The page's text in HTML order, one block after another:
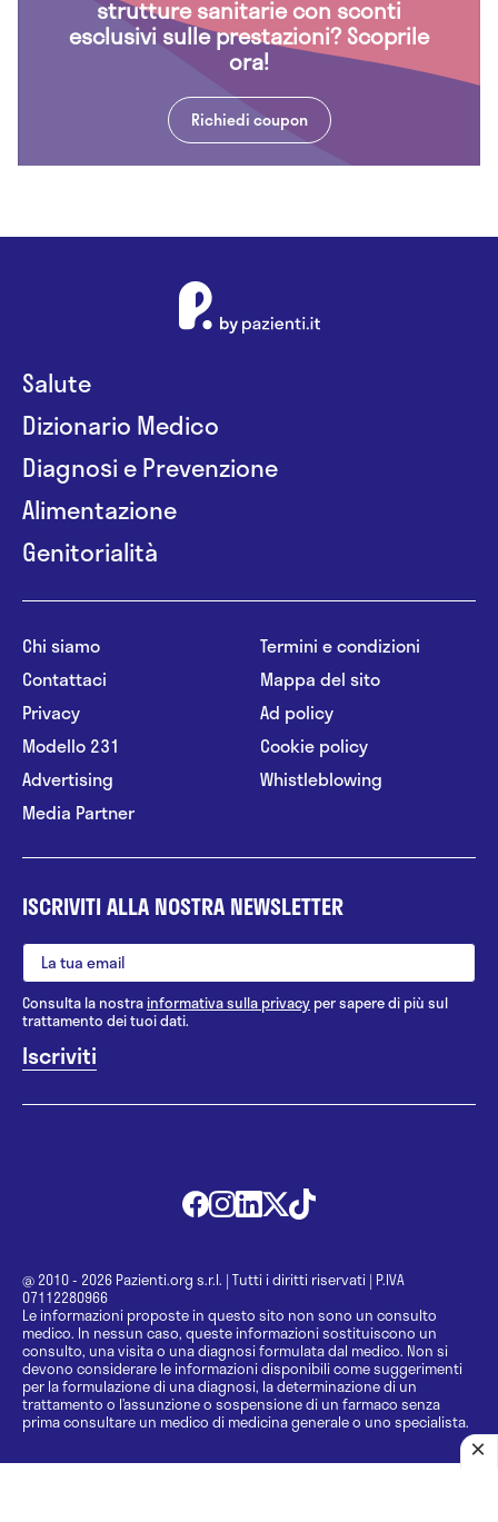
strutture sanitarie con sconti
esclusivi sulle prestazioni? Scoprile
ora!
Richiedi coupon
Salute
Dizionario Medico
Diagnosi e Prevenzione
Alimentazione
Genitorialità
Chi siamo
Contattaci
Privacy
Modello 231
Advertising
Media Partner
Termini e condizioni
Mappa del sito
Ad policy
Cookie policy
Whistleblowing
ISCRIVITI ALLA NOSTRA NEWSLETTER
Consulta la nostrainformativa sulla privacy per sapere di più sul
trattamento dei tuoi dati.
@ 2010 - 2026 Pazienti.org s.r.l. | Tutti i diritti riservati | P.IVA
07112280966
Le informazioni proposte in questo sito non sono un consulto
medico. In nessun caso, queste informazioni sostituiscono un
consulto, una visita o una diagnosi formulata dal medico. Non si
devono considerare le informazioni disponibili come suggerimenti
per la formulazione di una diagnosi, la determinazione di un
trattamento o l’assunzione o sospensione di un farmaco senza
prima consultare un medico di medicina generale o uno specialista.